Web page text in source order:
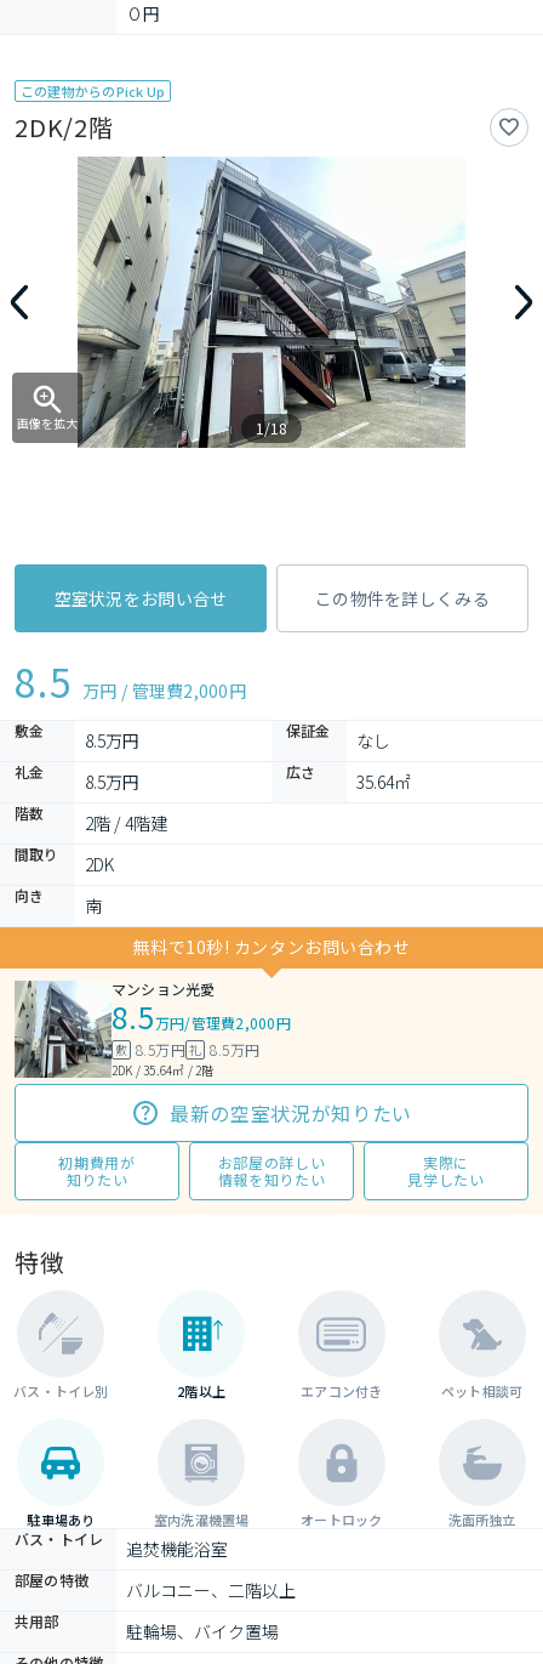
０円
この建物からのPick Up
2DK/2階
画像を拡大 1/18
空室状況をお問い合せ この物件を詳しくみる
8.5 万円 / 管理費2,000円
敷金 8.5万円 保証金 なし
礼金 8.5万円 広さ 35.64㎡
階数 2階 / 4階建
間取り 2DK
向き
南
無料で10秒! カンタンお問い合わせ
マンション光愛
8.5万円/管理費2,000円
敷 8.5万円礼 8.5万円
2DK / 35.64㎡ / 2階
最新の空室状況が知りたい
初期費用が
知りたい
お部屋の詳しい
情報を知りたい
実際に
見学したい
特徴
バス・トイレ別 2階以上 エアコン付き ペット相談可
駐車場あり 室内洗濯機置場 オートロック 洗面所独立
バス・トイレ 追焚機能浴室
部屋の特徴 バルコニー、二階以上
共用部 駐輪場、バイク置場